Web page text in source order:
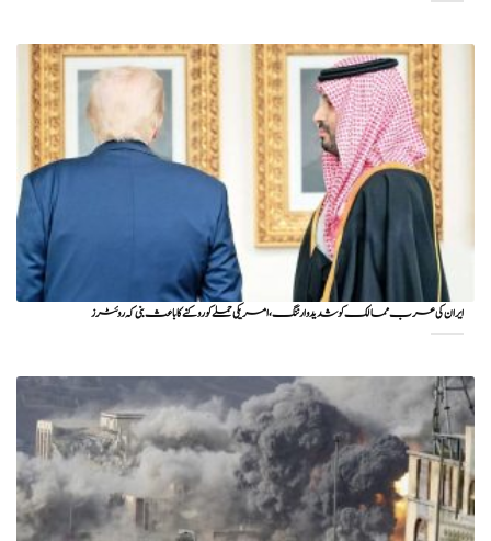
ایران کی عرب ممالک کو شدید وارننگ، امریکی حملے کو روکنے کا باعث بنی کہ روئٹرز